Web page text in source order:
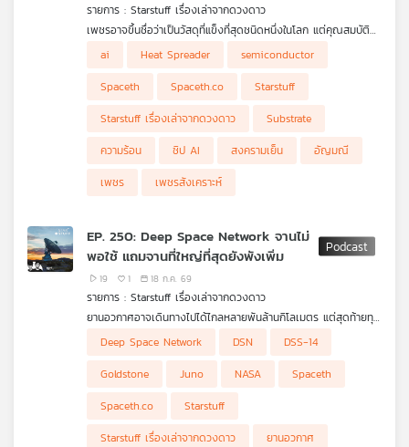
แผนที่
รายการ : Starstuff เรื่องเล่าจากดวงดาว
เพชรอาจขึ้นชื่อว่าเป็นวัสดุที่แข็งที่สุดชนิดหนึ่งในโลก แต่คุณสมบัติที่
การพัฒนาเพชรสังเคราะห์ในช่วงสงครามเย็น เพื่อใช้กับงาน
อุตสาหกรรมและเทคโนโลยีทางทหาร มาจนถึงยุคที่ชิป AI กำลัง
เผชิญกำแพงเรื่องความร้อน เพชรกำลังกลับมาเป็นวัสดุสำคัญอีก
ครั้ง ทั้งในฐานะ Heat Spreader, Substrate และส่วนประกอบของ
Starstuff ตอนนี้ พาไปดูว่าเหตุใดเพชรจึงระบายความร้อนได้ดีขนาด
เพราะอะไรอนาคตของ AI อาจไม่ได้ขึ้นอยู่กับแค่การสร้างชิปให้เร็วขึ้น
ai Heat Spreader
semiconductor
Spaceth
Spaceth.co
Starstuff
Starstuff เรื่องเล่าจากดวงดาว
Substrate
ความร้อน
ชิป AI สงครามเย็น
อัญมณี
เพชร
เพชรสังเคราะห์
EP. 250: Deep Space Network จานไม่
พอใช้ แถมจานที่ใหญ่ที่สุดยังพังเพิ่ม
19 1 18 ก.ค. 69
รายการ : Starstuff เรื่องเล่าจากดวงดาว
ยานอวกาศอาจเดินทางไปได้ไกลหลายพันล้านกิโลเมตร แต่สุดท้ายทุก
ภารกิจยังต้องกลับมาแย่งกัน “โทรศัพท์กลับบ้าน” ผ่าน Deep
Space Network หรือ DSN เครือข่ายจานรับส่งสัญญาณขนาดยักษ์
ของ NASA ที่กระจายอยู่ในสหรัฐฯ สเปน และออสเตรเลีย
ปัญหาคือทุกวันนี้จำนวนภารกิจและปริมาณข้อมูลเพิ่มขึ้นเร็วกว่าความ
สามารถของเครือข่าย จนในบางช่วงความต้องการใช้จานสูงกว่าความ
จุที่มีอยู่ราว 40% การจัดตารางจึงคล้ายสนามบินที่มีเครื่องบินรอลง
เต็มฟ้า แต่มีรันเวย์ให้ใช้เพียงไม่กี่เส้น
สถานการณ์ยิ่งหนักขึ้นเมื่อ DSS-14 จานขนาด 70 เมตรที่
Goldstone ซึ่งเป็นหนึ่งในจานที่ทรงพลังที่สุดของเครือข่าย เกิดหมุน
เกินขีดจำกัดระหว่างติดตามภารกิจ Juno เมื่อเดือนกันยายน 2025
จนสายสัญญาณและระบบภายในเสียหาย รวมถึงเกิดน้ำท่วมบริเวณ
ฐานจาน NASA ระบุว่าจานนี้จะต้องหยุดใช้งานเพื่อซ่อมและปรับปรุง
ยาวไปจนถึงเดือนตุลาคม 2028
Deep Space Network จึงกำลังกลายเป็นคอขวดที่มองไม่เห็นของ
การสำรวจระบบสุริยะ เพราะต่อให้เราสร้างยานได้มากขึ้น ปล่อยได้
บ่อยขึ้น และติดกล้องที่เก็บข้อมูลได้ละเอียดขึ้นเพียงใด ทุกอย่างก็
แทบไม่มีความหมาย หากไม่มีเวลาบนจานมากพอจะส่งคำสั่งขึ้นไป และ
รับข้อมูลเหล่านั้นกลับมายังโลก
Deep Space Network DSN
DSS-14
Goldstone
Juno NASA
Spaceth
Spaceth.co
Starstuff
Starstuff เรื่องเล่าจากดวงดาว
ยานอวกาศ